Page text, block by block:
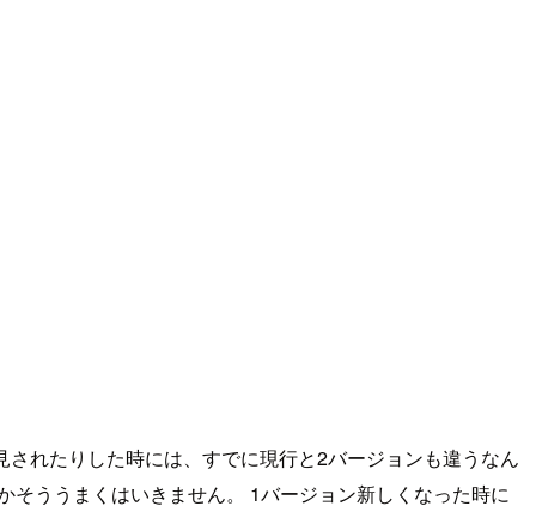
れたりした時には、すでに現行と2バージョンも違うなん
ううまくはいきません。 1バージョン新しくなった時に